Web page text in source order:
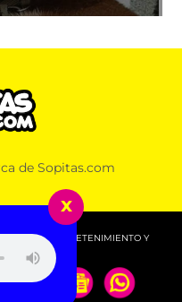
de Sopitas.com
ENTRETENIMIENTO Y
x